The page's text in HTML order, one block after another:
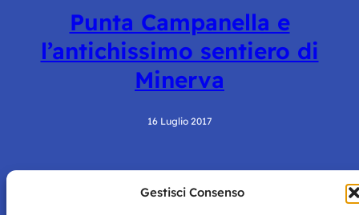
Gestisci Consenso
Punta Campanella e
l’antichissimo sentiero di
Minerva
16 Luglio 2017